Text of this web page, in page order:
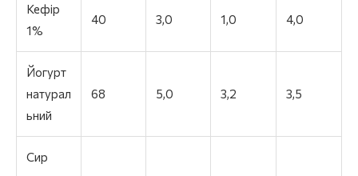
Кефір
1%
40 3,0 1,0 4,0
Йогурт
натурал
ьний
68 5,0 3,2 3,5
Сир